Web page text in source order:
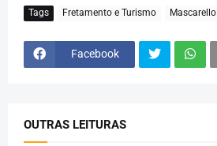
Tags Fretamento e Turismo Mascarello
Facebook
OUTRAS LEITURAS